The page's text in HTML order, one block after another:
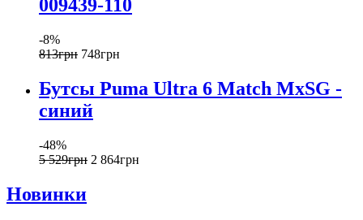
009439-110
-8%
813грн 748грн
Бутсы Puma Ultra 6 Match MxSG -
синий
-48%
5 529грн 2 864грн
Новинки